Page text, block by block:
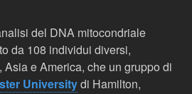
del DNA mitocondriale
da 108 individui diversi,
e America, che un gruppo di
Universitydi Hamilton,